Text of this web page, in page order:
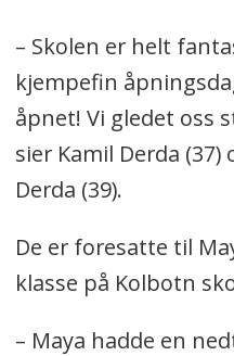
– Skolen er helt
kjempefin
åpnet! Vi gledet oss
sier Kamil Derda
Derda (39).
De er foresatte til
klasse på Kolbotn
– Maya hadde en